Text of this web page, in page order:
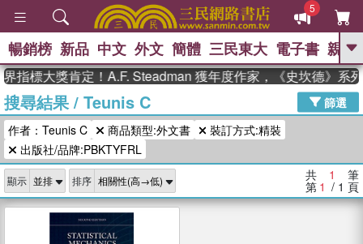
5
GO
The Odyssey 、
父親節 、 如果歷史是一群喵 、 暑期
推薦 、 國際布克獎 臺灣漫遊錄
孩：黎曼猜想 、 偉大的迷走神經
暢銷榜 新品 中文 外文 簡體 三民東大 電子書 親子
指標大獎肯定！A.F. Steadman 獲年度作家，《史坎德》系
搜尋結果/ Teunis C
篩選
作者：Teunis C
商品類型:外文書
裝訂方式:精裝
出版社/品牌:PBKTYFRL
顯示 排序 共 1 筆
第 1 / 1 頁